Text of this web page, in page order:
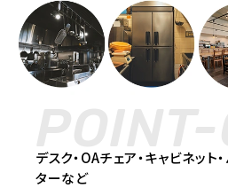
デスク・OAチェア・キャビネット
ターなど